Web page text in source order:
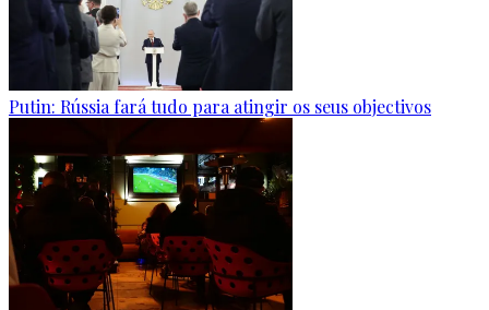
Putin: Rússia fará tudo para atingir os seus objectivos